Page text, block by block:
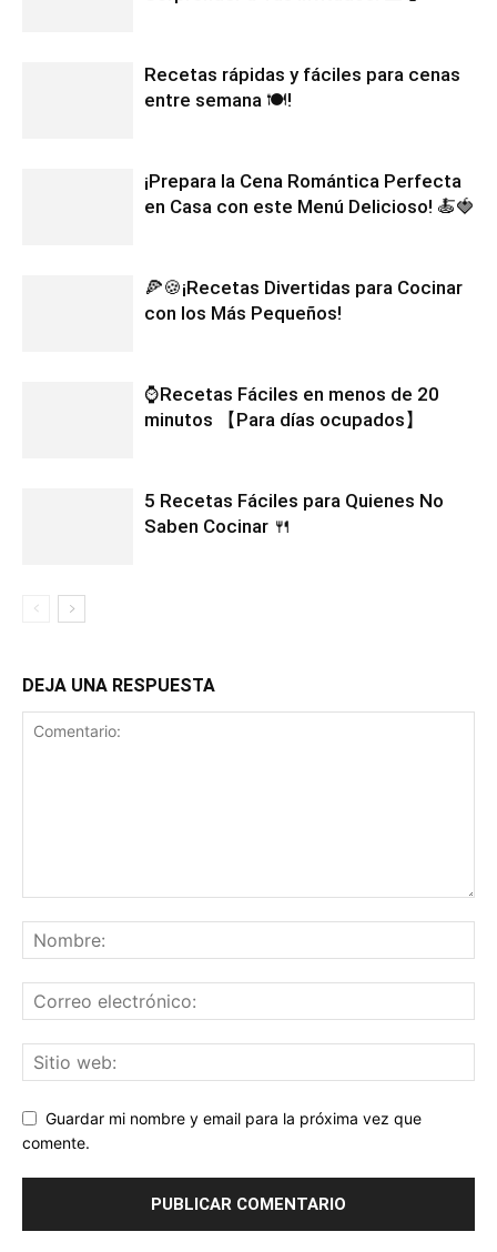
Recetas rápidas y fáciles para cenas
entre semana 🍽️!
¡Prepara la Cena Romántica Perfecta
en Casa con este Menú Delicioso! 🍝🍓
🍕🍪¡Recetas Divertidas para Cocinar
con los Más Pequeños!
⌚Recetas Fáciles en menos de 20
minutos 【Para días ocupados】
5 Recetas Fáciles para Quienes No
Saben Cocinar 🍴
DEJA UNA RESPUESTA
Guardar mi nombre y email para la próxima vez que
comente.